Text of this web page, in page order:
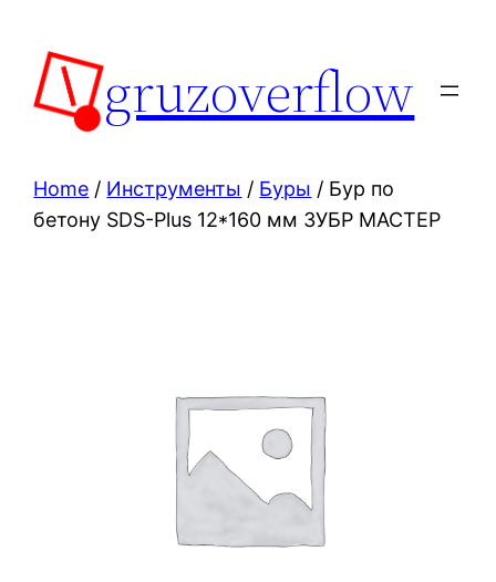
content
gruzoverflow
Home / Инструменты / Буры / Бур по
бетону SDS-Plus 12*160 мм ЗУБР МАСТЕР